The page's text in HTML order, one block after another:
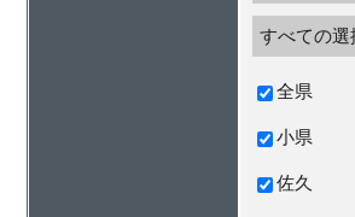
すべての選
全県
小県
佐久